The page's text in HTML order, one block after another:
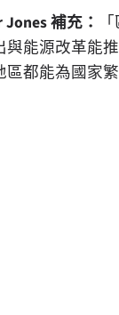
Jones補充：
能源改革能
都能為國家